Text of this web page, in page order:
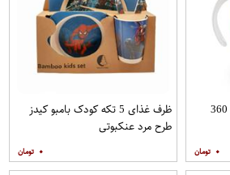
۰
ظرف غذای 5 تکه کودک بامبو کیدز
طرح مرد عنکبوتی
۰